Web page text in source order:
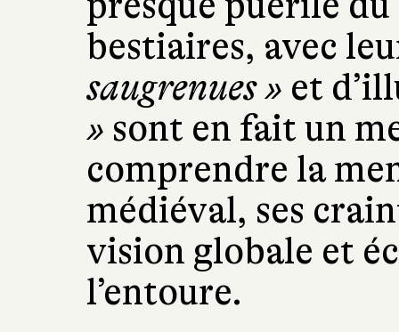
bestiaires, avec
saugrenues » et
» sont en fait un
comprendre la
médiéval, ses
vision globale et
l’entoure.